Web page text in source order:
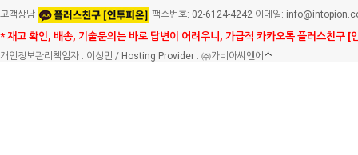
고객상담
팩스번호: 02-6124-4242 이메일:
* 재고 확인, 배송, 기술문의는 바로 답변이 어려우니, 가급적 카카오톡 플러스친구 [
개인정보관리책임자 : 이성민 / Hosting Provider : ㈜가비아씨엔에 스